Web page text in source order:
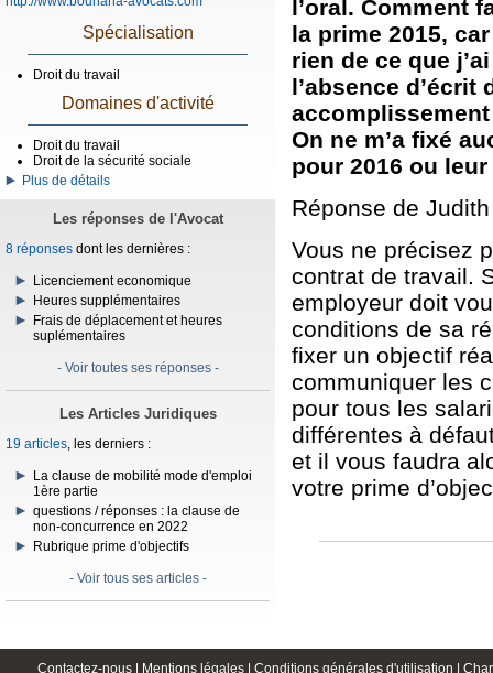
Spécialisation
Droit du travail
Domaines d'activité
Droit du travail
Droit de la sécurité sociale
Plus de détails
Les réponses de l'Avocat
8 réponses dont les dernières :
Licenciement economique
Heures supplémentaires
Frais de déplacement et heures
suplémentaires
- Voir toutes ses réponses -
Les Articles Juridiques
19 articles, les derniers :
La clause de mobilité mode d'emploi
1ère partie
questions / réponses : la clause de
non-concurrence en 2022
Rubrique prime d'objectifs
- Voir tous ses articles -
l’oral. Comment
la prime 2015,
rien de ce que
l’absence
On ne m’a fixé
pour 2016 ou
Réponse de
Vous ne précisez
contrat de travail.
employeur doit
conditions de sa
fixer un objectif
communiquer les
pour tous les
différentes à
et il vous faudra
votre prime
Contactez-nous | Mentions légales | Conditions générales d'utilisation |